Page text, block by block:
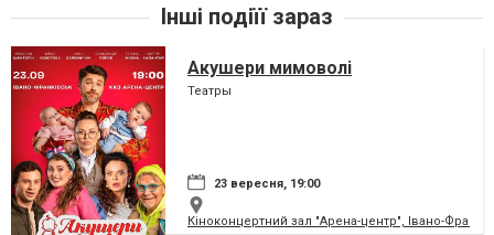
Інші подіїї зараз
Акушери мимоволі
Театры
23 вересня, 19:00
Кіноконцертний зал "Арена-центр", Івано-